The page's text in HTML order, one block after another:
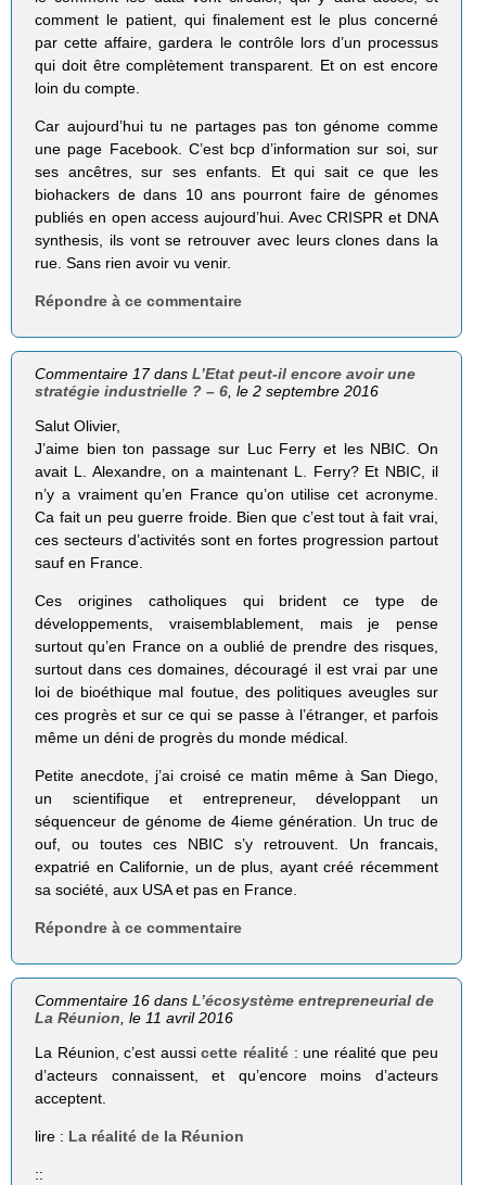
comment le patient, qui finalement est le plus concerné
par cette affaire, gardera le contrôle lors d’un processus
qui doit être complètement transparent. Et on est encore
loin du compte.
Car aujourd’hui tu ne partages pas ton génome comme
une page Facebook. C’est bcp d’information sur soi, sur
ses ancêtres, sur ses enfants. Et qui sait ce que les
biohackers de dans 10 ans pourront faire de génomes
publiés en open access aujourd’hui. Avec CRISPR et DNA
synthesis, ils vont se retrouver avec leurs clones dans la
rue. Sans rien avoir vu venir.
Répondre à ce commentaire
Commentaire 17 dansL’Etat peut-il encore avoir une
stratégie industrielle ? – 6 , le 2 septembre 2016
Salut Olivier,
J’aime bien ton passage sur Luc Ferry et les NBIC. On
avait L. Alexandre, on a maintenant L. Ferry? Et NBIC, il
n’y a vraiment qu’en France qu’on utilise cet acronyme.
Ca fait un peu guerre froide. Bien que c’est tout à fait vrai,
ces secteurs d’activités sont en fortes progression partout
sauf en France.
Ces origines catholiques qui brident ce type de
développements, vraisemblablement, mais je pense
surtout qu’en France on a oublié de prendre des risques,
surtout dans ces domaines, découragé il est vrai par une
loi de bioéthique mal foutue, des politiques aveugles sur
ces progrès et sur ce qui se passe à l’étranger, et parfois
même un déni de progrès du monde médical.
Petite anecdote, j’ai croisé ce matin même à San Diego,
un scientifique et entrepreneur, développant un
séquenceur de génome de 4ieme génération. Un truc de
ouf, ou toutes ces NBIC s’y retrouvent. Un francais,
expatrié en Californie, un de plus, ayant créé récemment
sa société, aux USA et pas en France.
Répondre à ce commentaire
Commentaire 16 dansL’écosystème entrepreneurial de
La Réunion , le 11 avril 2016
La Réunion, c’est aussicette réalité : une réalité que peu
d’acteurs connaissent, et qu’encore moins d’acteurs
acceptent.
lire : La réalité de la Réunion
::